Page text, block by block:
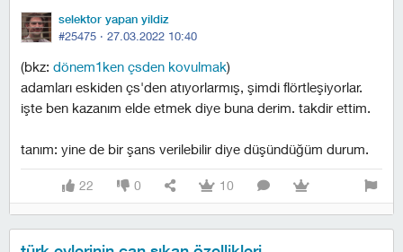
selektor yapan yildiz
#25475 · 27.03.2022 10:40
(bkz: dönem1ken çsden kovulmak)
adamları eskiden çs'den atıyorlarmış, şimdi flörtleşiyorlar.
i̇şte ben kazanım elde etmek diye buna derim. takdir ettim.
tanım: yine de bir şans verilebilir diye düşündüğüm durum.
22 0 10